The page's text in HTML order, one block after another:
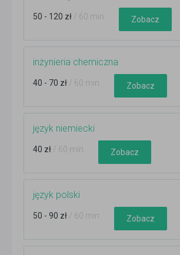
50 - 120 zł / 60 min Zobacz
inżynieria chemiczna
40 - 70 zł / 60 min Zobacz
język niemiecki
40 zł / 60 min Zobacz
język polski
50 - 90 zł / 60 min Zobacz